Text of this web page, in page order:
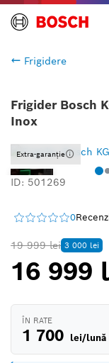
Frigidere
Frigider Bosch
Inox
Extra-garanție
ID: 501269
0
19 999 lei 3 000 lei
16 999
ÎN RATE
1 700 lei/lună